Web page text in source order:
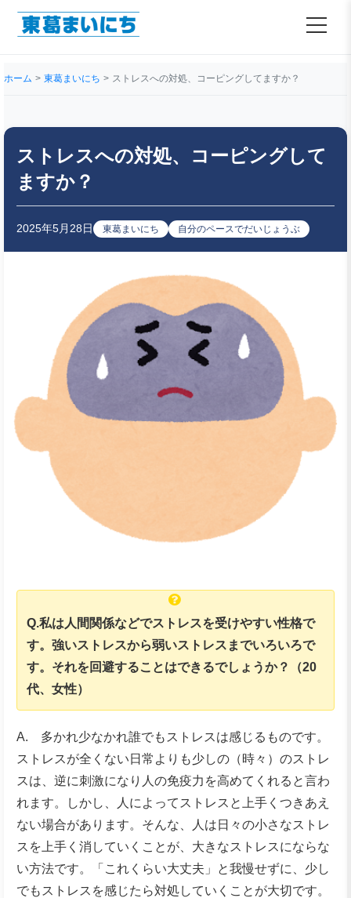
ホーム 東葛まいにち ストレスへの対処、コーピングしてますか？
ストレスへの対処、コーピングして
ますか？
2025年5月28日 東葛まいにち 自分のペースでだいじょうぶ
Q.私は人間関係などでストレスを受けやすい性格で
す。強いストレスから弱いストレスまでいろいろで
す。それを回避することはできるでしょうか？（20
代、女性）
A. 多かれ少なかれ誰でもストレスは感じるものです。
ストレスが全くない日常よりも少しの（時々）のストレ
スは、逆に刺激になり人の免疫力を高めてくれると言わ
れます。しかし、人によってストレスと上手くつきあえ
ない場合があります。そんな、人は日々の小さなストレ
スを上手く消していくことが、大きなストレスにならな
い方法です。「これくらい大丈夫」と我慢せずに、少し
でもストレスを感じたら対処していくことが大切です。